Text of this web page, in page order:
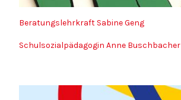
Beratungslehrkraft Sabine Geng
Schulsozialpädagogin Anne Buschbacher